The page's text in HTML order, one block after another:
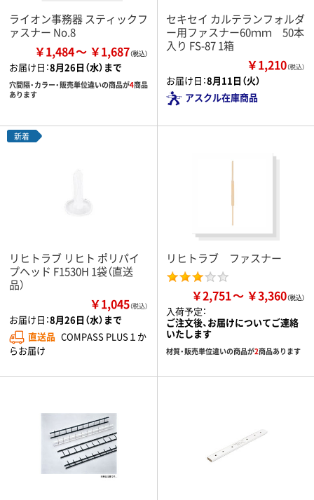
ライオン事務器 スティックフ
ァスナー No.8
￥1,484 ￥1,687
お届け日：8月26日（水）まで
穴間隔・カラー・販売単位違いの商品が4商品
あります
セキセイ カルテランフォルダ
ー用ファスナー60ｍｍ 50本
入り FS-87 1箱
￥1,210（税込）
お届け日：8月11日（火）
アスクル在庫商品
新着
リヒトラブ リヒト ポリパイ
プヘッド F1530H 1袋（直送
品）
￥1,045（税込）
お届け日：8月26日（水）まで
直送品 COMPASS PLUS１か
らお届け
リヒトラブ ファスナー
￥2,751 ￥3,360
入荷予定：
ご注文後、お届けについてご連絡
いたします
材質・販売単位違いの商品が2商品あります